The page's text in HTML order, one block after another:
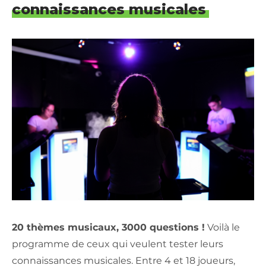
connaissances musicales
20 thèmes musicaux, 3000 questions ! Voilà le
programme de ceux qui veulent tester leurs
connaissances musicales. Entre 4 et 18 joueurs,